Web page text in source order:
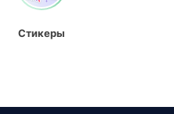
Стикеры